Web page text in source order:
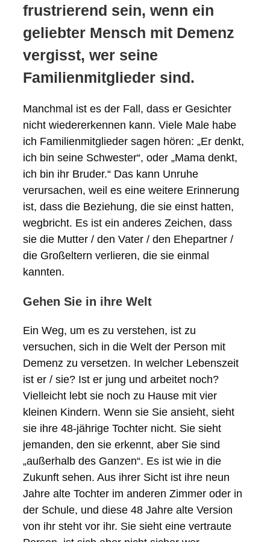
frustrierend sein, wenn ein
geliebter Mensch mit Demenz
vergisst, wer seine
Familienmitglieder sind.
Manchmal ist es der Fall, dass er Gesichter
nicht wiedererkennen kann. Viele Male habe
ich Familienmitglieder sagen hören: „Er denkt,
ich bin seine Schwester“, oder „Mama denkt,
ich bin ihr Bruder.“ Das kann Unruhe
verursachen, weil es eine weitere Erinnerung
ist, dass die Beziehung, die sie einst hatten,
wegbricht. Es ist ein anderes Zeichen, dass
sie die Mutter / den Vater / den Ehepartner /
die Großeltern verlieren, die sie einmal
kannten.
Gehen Sie in ihre Welt
Ein Weg, um es zu verstehen, ist zu
versuchen, sich in die Welt der Person mit
Demenz zu versetzen. In welcher Lebenszeit
ist er / sie? Ist er jung und arbeitet noch?
Vielleicht lebt sie noch zu Hause mit vier
kleinen Kindern. Wenn sie Sie ansieht, sieht
sie ihre 48-jährige Tochter nicht. Sie sieht
jemanden, den sie erkennt, aber Sie sind
„außerhalb des Ganzen“. Es ist wie in die
Zukunft sehen. Aus ihrer Sicht ist ihre neun
Jahre alte Tochter im anderen Zimmer oder in
der Schule, und diese 48 Jahre alte Version
von ihr steht vor ihr. Sie sieht eine vertraute